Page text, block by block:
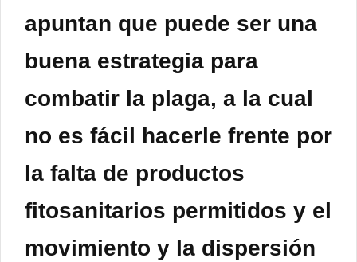
apuntan que puede ser una
buena estrategia para
combatir la plaga, a la cual
no es fácil hacerle frente por
la falta de productos
fitosanitarios permitidos y el
movimiento y la dispersión